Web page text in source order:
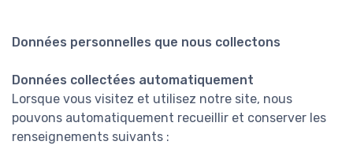
Données personnelles que nous collectons
Données collectées automatiquement
Lorsque vous visitez et utilisez notre site, nous
pouvons automatiquement recueillir et conserver les
renseignements suivants :